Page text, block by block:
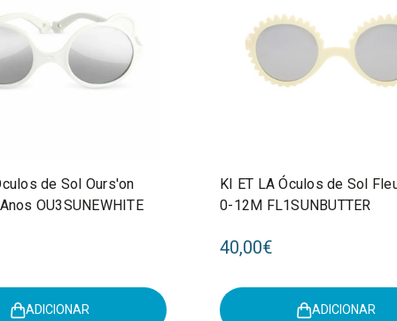
de Sol Ours'on
OU3SUNEWHITE
ADICIONAR
KI ET LA Óculos de Sol
0-12M FL1SUNBUTTER
40,00€
ADICIONAR